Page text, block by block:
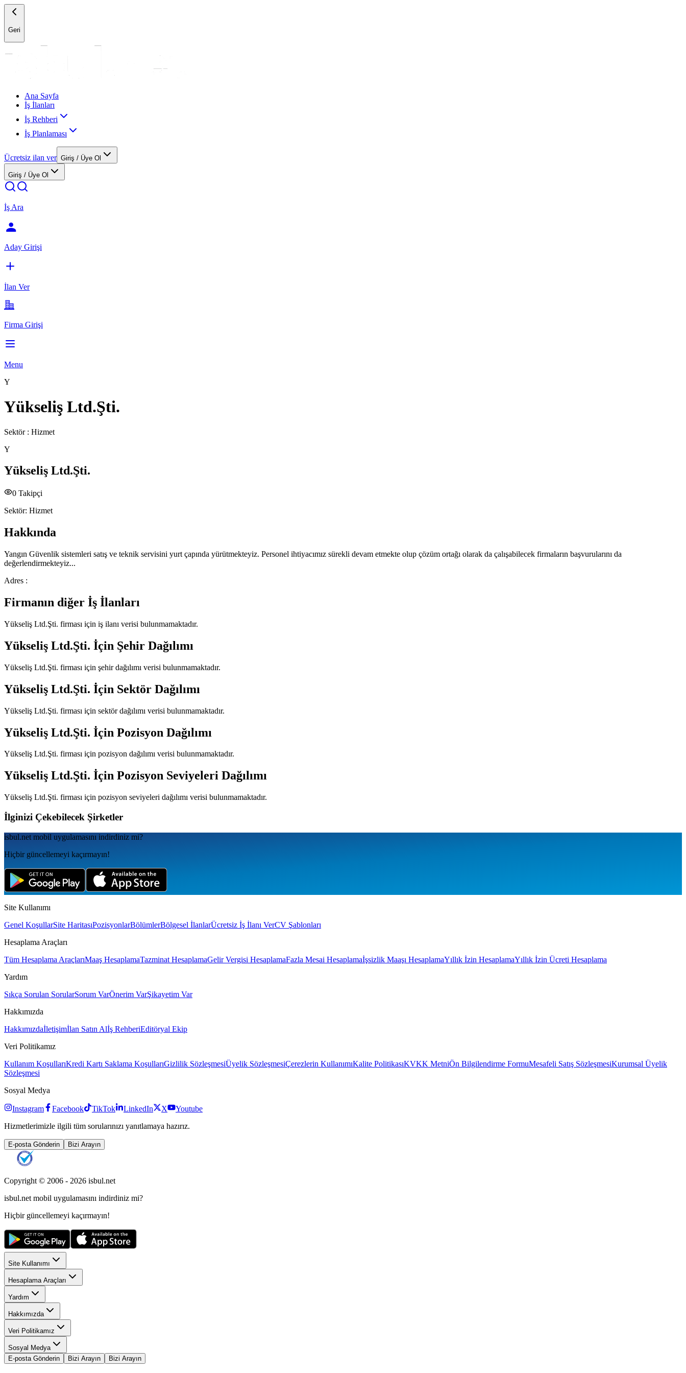
Geri
Ana Sayfa
İş İlanları
İş Rehberi
İş Planlaması
Ücretsiz ilan ver Giriş / Üye Ol
Giriş / Üye Ol
İş Ara
Aday Girişi
İlan Ver
Firma Girişi
Menu
Y
Yükseliş Ltd.Şti.
Sektör : Hizmet
Y
Yükseliş Ltd.Şti.
0 Takipçi
Sektör: Hizmet
Hakkında
Yangın Güvenlik sistemleri satış ve teknik servisini yurt çapında yürütmekteyiz. Personel ihtiyacımız sürekli devam etmekte olup çözüm ortağı olarak da çalışabilecek firmaların başvurularını da
değerlendirmekteyiz...
Adres :
Firmanın diğer İş İlanları
Yükseliş Ltd.Şti. firması için iş ilanı verisi bulunmamaktadır.
Yükseliş Ltd.Şti. İçin Şehir Dağılımı
Yükseliş Ltd.Şti. firması için şehir dağılımı verisi bulunmamaktadır.
Yükseliş Ltd.Şti. İçin Sektör Dağılımı
Yükseliş Ltd.Şti. firması için sektör dağılımı verisi bulunmamaktadır.
Yükseliş Ltd.Şti. İçin Pozisyon Dağılımı
Yükseliş Ltd.Şti. firması için pozisyon dağılımı verisi bulunmamaktadır.
Yükseliş Ltd.Şti. İçin Pozisyon Seviyeleri Dağılımı
Yükseliş Ltd.Şti. firması için pozisyon seviyeleri dağılımı verisi bulunmamaktadır.
İlginizi Çekebilecek Şirketler
isbul.net mobil uygulamаsını indirdiniz mi?
Hiçbir güncellemeyi kaçırmayın!
Site Kullanımı
Genel KoşullarSite HaritasıPozisyonlarBölümlerBölgesel İlanlarÜcretsiz İş İlanı VerCV Şablonları
Hesaplama Araçları
Tüm Hesaplama AraçlarıMaaş HesaplamaTazminat HesaplamaGelir Vergisi HesaplamaFazla Mesai Hesaplamaİşsizlik Maaşı HesaplamaYıllık İzin HesaplamaYıllık İzin Ücreti Hesaplama
Yardım
Sıkça Sorulan SorularSorum VarÖnerim VarŞikayetim Var
Hakkımızda
Hakkımızdaİletişimİlan Satın Alİş RehberiEditöryal Ekip
Veri Politikamız
Kullanım KoşullarıKredi Kartı Saklama KoşullarıGizlilik SözleşmesiÜyelik SözleşmesiÇerezlerin KullanımıKalite PolitikasıKVKK MetniÖn Bilgilendirme FormuMesafeli Satış SözleşmesiKurumsal Üyelik
Sözleşmesi
Sosyal Medya
Instagram Facebook TikTok LinkedIn X
Youtube
Hizmetlerimizle ilgili tüm sorularınızı yanıtlamaya hazırız.
E-posta Gönderin Bizi Arayın
Copyright © 2006 - 2026 isbul.net
isbul.net mobil uygulamasını indirdiniz mi?
Hiçbir güncellemeyi kaçırmayın!
Site Kullanımı
Hesaplama Araçları
Yardım
Hakkımızda
Veri Politikamız
Sosyal Medya
E-posta Gönderin
Bizi Arayın Bizi Arayın